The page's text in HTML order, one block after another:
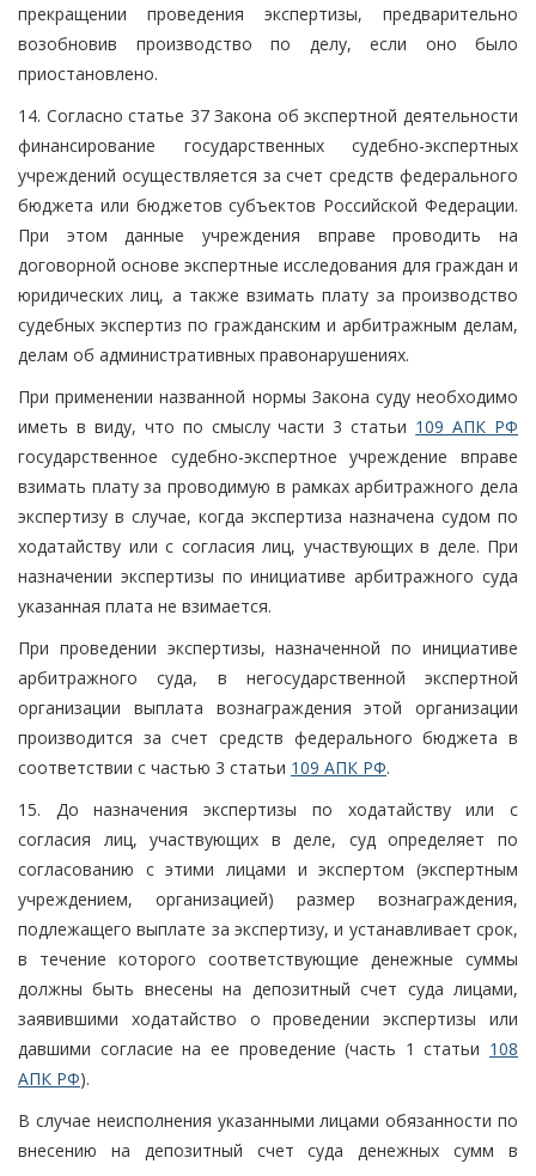
прекращении проведения экспертизы, предварительно
возобновив производство по делу, если оно было
приостановлено.
14. Согласно статье 37 Закона об экспертной деятельности
финансирование государственных судебно-экспертных
учреждений осуществляется за счет средств федерального
бюджета или бюджетов субъектов Российской Федерации.
При этом данные учреждения вправе проводить на
договорной основе экспертные исследования для граждан и
юридических лиц, а также взимать плату за производство
судебных экспертиз по гражданским и арбитражным делам,
делам об административных правонарушениях.
При применении названной нормы Закона суду необходимо
иметь в виду, что по смыслу части 3 статьи 109 АПК РФ
государственное судебно-экспертное учреждение вправе
взимать плату за проводимую в рамках арбитражного дела
экспертизу в случае, когда экспертиза назначена судом по
ходатайству или с согласия лиц, участвующих в деле. При
назначении экспертизы по инициативе арбитражного суда
указанная плата не взимается.
При проведении экспертизы, назначенной по инициативе
арбитражного суда, в негосударственной экспертной
организации выплата вознаграждения этой организации
производится за счет средств федерального бюджета в
соответствии с частью 3 статьи 109 АПК РФ.
15. До назначения экспертизы по ходатайству или с
согласия лиц, участвующих в деле, суд определяет по
согласованию с этими лицами и экспертом (экспертным
учреждением, организацией) размер вознаграждения,
подлежащего выплате за экспертизу, и устанавливает срок,
в течение которого соответствующие денежные суммы
должны быть внесены на депозитный счет суда лицами,
заявившими ходатайство о проведении экспертизы или
давшими согласие на ее проведение (часть 1 статьи 108
АПК РФ).
В случае неисполнения указанными лицами обязанности по
внесению на депозитный счет суда денежных сумм в